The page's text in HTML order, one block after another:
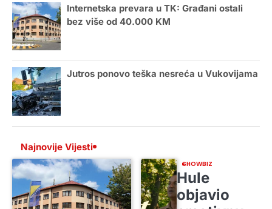
Internetska prevara u TK: Građani ostali
bez više od 40.000 KM
Jutros ponovo teška nesreća u Vukovijama
Najnovije Vijesti
SHOWBIZ
Hule
objavio